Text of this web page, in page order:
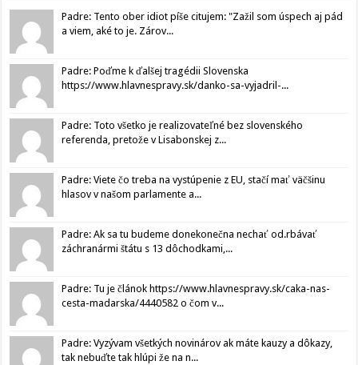
Padre: Tento ober idiot píše citujem: "Zažil som úspech aj pád
a viem, aké to je. Zárov...
Padre: Poďme k ďalšej tragédii Slovenska
https://www.hlavnespravy.sk/danko-sa-vyjadril-...
Padre: Toto všetko je realizovateľné bez slovenského
referenda, pretože v Lisabonskej z...
Padre: Viete čo treba na vystúpenie z EU, stačí mať väčšinu
hlasov v našom parlamente a...
Padre: Ak sa tu budeme donekonečna nechať od.rbávať
záchranármi štátu s 13 dôchodkami,...
Padre: Tu je článok https://www.hlavnespravy.sk/caka-nas-
cesta-madarska/4440582 o čom v...
Padre: Vyzývam všetkých novinárov ak máte kauzy a dôkazy,
tak nebuďte tak hlúpi že na n...